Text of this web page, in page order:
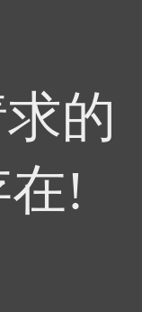
的
!